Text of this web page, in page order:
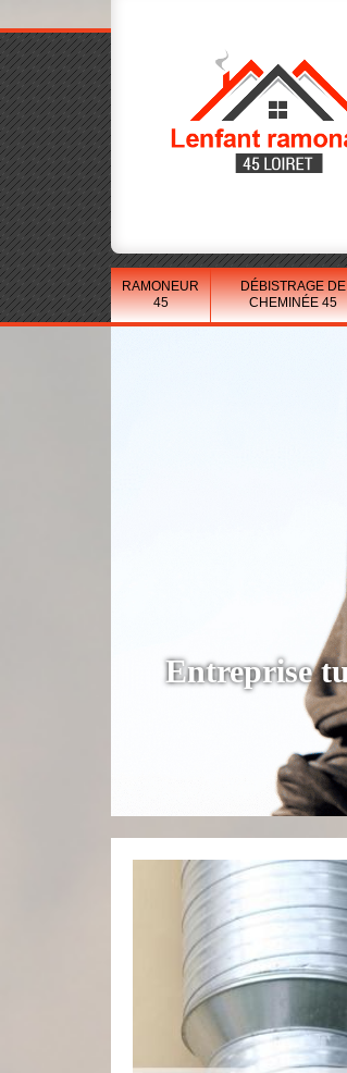
RAMONEUR
45
DÉBISTRAGE DE
CHEMINÉE 45
Entreprise